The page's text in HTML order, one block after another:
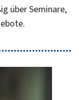
über Seminare,